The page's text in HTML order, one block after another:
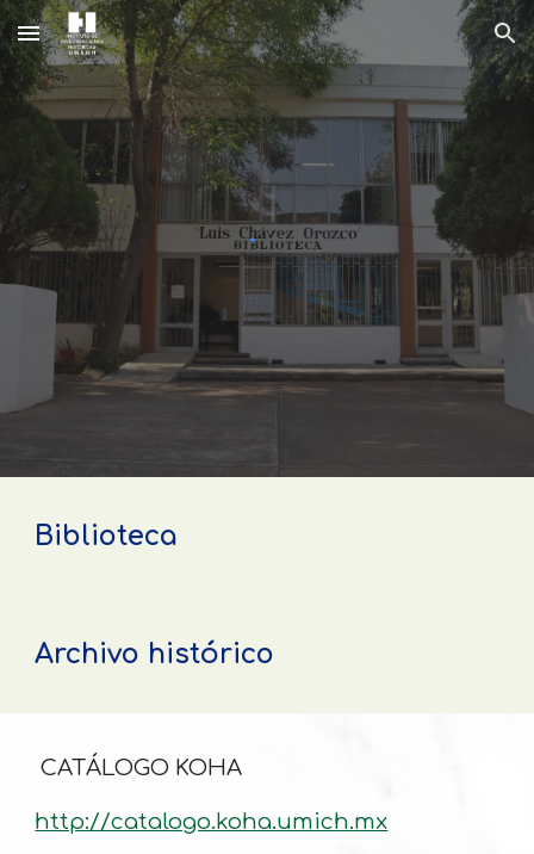
Skip to main content Skip to navigation
Biblioteca
Archivo histórico
CATÁLOGO KOHA
http://catalogo.koha.umich.mx